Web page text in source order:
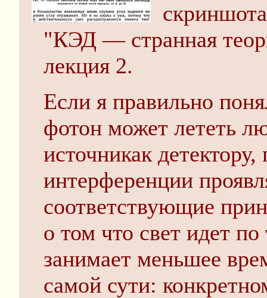
"КЭД — странная
лекция 2.
Если я правильно
фотон может лететь
источникак детектору,
интерференции
соответствующие
о том что свет идет
занимает меньшее
самой сути: